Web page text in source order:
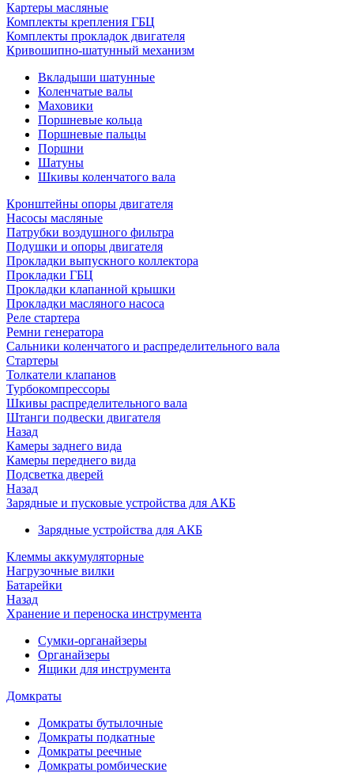
Картеры масляные
Комплекты крепления ГБЦ
Комплекты прокладок двигателя
Кривошипно-шатунный механизм
Вкладыши шатунные
Коленчатые валы
Маховики
Поршневые кольца
Поршневые пальцы
Поршни
Шатуны
Шкивы коленчатого вала
Кронштейны опоры двигателя
Насосы масляные
Патрубки воздушного фильтра
Подушки и опоры двигателя
Прокладки выпускного коллектора
Прокладки ГБЦ
Прокладки клапанной крышки
Прокладки масляного насоса
Реле стартера
Ремни генератора
Сальники коленчатого и распределительного вала
Стартеры
Толкатели клапанов
Турбокомпрессоры
Шкивы распределительного вала
Штанги подвески двигателя
Назад
Камеры заднего вида
Камеры переднего вида
Подсветка дверей
Назад
Зарядные и пусковые устройства для АКБ
Зарядные устройства для АКБ
Клеммы аккумуляторные
Нагрузочные вилки
Батарейки
Назад
Хранение и переноска инструмента
Сумки-органайзеры
Органайзеры
Ящики для инструмента
Домкраты
Домкраты бутылочные
Домкраты подкатные
Домкраты реечные
Домкраты ромбические